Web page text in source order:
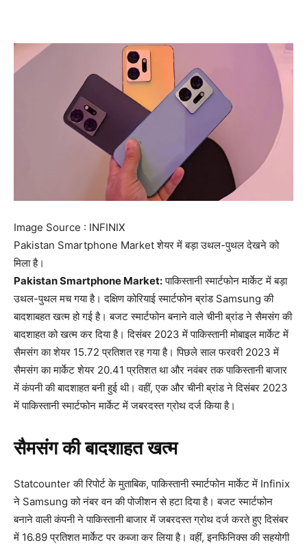
Image Source : INFINIX
Pakistan Smartphone Market शेयर में बड़ा उथल-पुथल देखने को
मिला है।
Pakistan Smartphone Market:पाकिस्तानी स्मार्टफोन मार्केट में बड़ा
उथल-पुथल मच गया है। दक्षिण कोरियाई स्मार्टफोन ब्रांड Samsung की
बादशाबहत खत्म हो गई है। बजट स्मार्टफोन बनाने वाले चीनी ब्रांड ने सैमसंग की
बादशाहत को खत्म कर दिया है। दिसंबर 2023 में पाकिस्तानी मोबाइल मार्केट में
सैमसंग का शेयर 15.72 प्रतिशत रह गया है। पिछले साल फरवरी 2023 में
सैमसंग का मार्केट शेयर 20.41 प्रतिशत था और नवंबर तक पाकिस्तानी बाजार
में कंपनी की बादशाहत बनी हुई थी। वहीं, एक और चीनी ब्रांड ने दिसंबर 2023
में पाकिस्तानी स्मार्टफोन मार्केट में जबरदस्त ग्रोथ दर्ज किया है।
सैमसंग की बादशाहत खत्म
Statcounter की रिपोर्ट के मुताबिक, पाकिस्तानी स्मार्टफोन मार्केट में Infinix
ने Samsung को नंबर वन की पोजीशन से हटा दिया है। बजट स्मार्टफोन
बनाने वाली कंपनी ने पाकिस्तानी बाजार में जबरदस्त ग्रोथ दर्ज करते हुए दिसंबर
में 16.89 प्रतिशत मार्केट पर कब्जा कर लिया है। वहीं, इनफिनिक्स की सहयोगी